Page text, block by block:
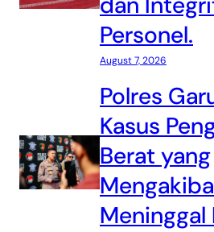
Personel.
August 7, 2026
Polres
Kasus
Berat yang
Meninggal